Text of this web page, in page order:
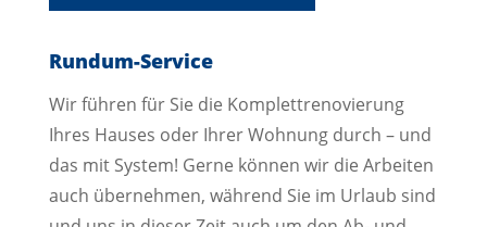
Rundum-Service
Wir führen für Sie die Komplettrenovierung
Ihres Hauses oder Ihrer Wohnung durch – und
das mit System! Gerne können wir die Arbeiten
auch übernehmen, während Sie im Urlaub sind